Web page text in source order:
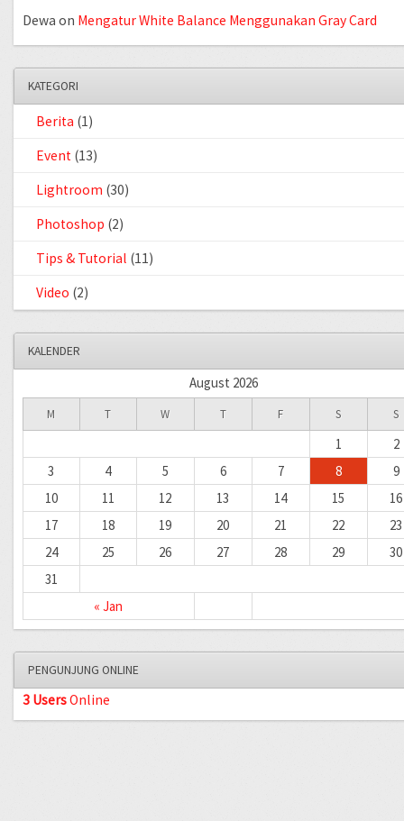
Dewa on Mengatur White Balance Menggunakan Gray Card
KATEGORI
Berita (1)
Event(13)
Lightroom (30)
Photoshop (2)
Tips & Tutorial (11)
Video (2)
KALENDER
August 2026
M T W T F S S
« Jan
1
2
3
4 5 6 7 8
9
10
11 12 13 14 15
16
17
18 19 20 21 22
23
24
25 26 27 28 29
30
31
PENGUNJUNG ONLINE
3 UsersOnline